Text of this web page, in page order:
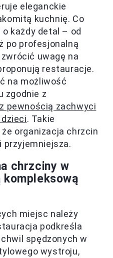
eleganckie
kuchnię. Co
o każdy detal – od
po profesjonalną
uwagę na
restauracje.
na możliwość
zgodnie z
z pewnością zachwyci
. Takie
organizacja chrzcin
przyjemniejsza.
chrzciny w
kompleksową
miejsc należy
podkreśla
spędzonych w
wystroju,